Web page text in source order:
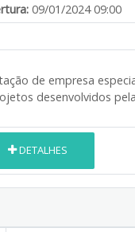
09/01/2024 09:00
de empresa
desenvolvidos
DETALHES